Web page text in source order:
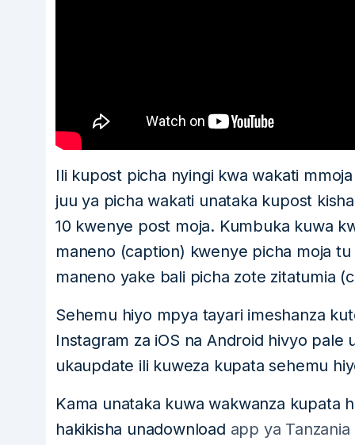
Ili kupost picha nyingi kwa wakati
juu ya picha wakati unataka kupost
10 kwenye post moja. Kumbuka kuwa
maneno (caption) kwenye picha moja
maneno yake bali picha zote zitatumia
Sehemu hiyo mpya tayari imeshanza
Instagram za iOS na Android hivyo
ukaupdate ili kuweza kupata sehemu
Kama unataka kuwa wakwanza kupata
hakikisha unadownload app ya Tanzania